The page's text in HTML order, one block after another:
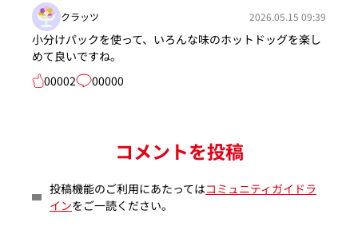
クラッツ 2026.05.15 09:39
小分けパックを使って、いろんな味のホットドッグを楽し
めて良いですね。
00002
00000
コメントを投稿
投稿機能のご利用にあたってはコミュニティガイドラ
インをご一読ください。